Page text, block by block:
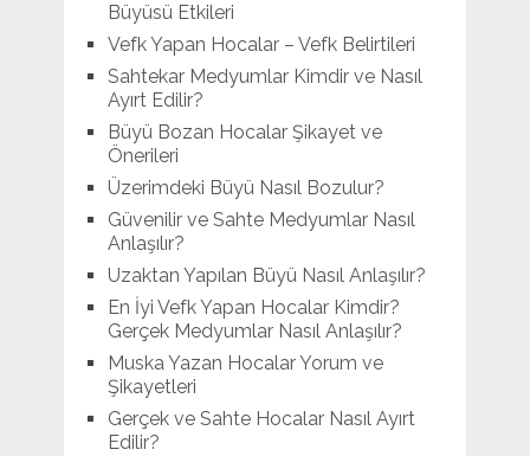
Büyüsü Etkileri
Vefk Yapan Hocalar – Vefk Belirtileri
Sahtekar Medyumlar Kimdir ve Nasıl
Ayırt Edilir?
Büyü Bozan Hocalar Şikayet ve
Önerileri
Üzerimdeki Büyü Nasıl Bozulur?
Güvenilir ve Sahte Medyumlar Nasıl
Anlaşılır?
Uzaktan Yapılan Büyü Nasıl Anlaşılır?
En İyi Vefk Yapan Hocalar Kimdir?
Gerçek Medyumlar Nasıl Anlaşılır?
Muska Yazan Hocalar Yorum ve
Şikayetleri
Gerçek ve Sahte Hocalar Nasıl Ayırt
Edilir?